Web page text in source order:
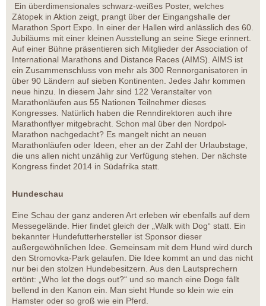
Ein überdimensionales schwarz-weißes Poster, welches
Zátopek in Aktion zeigt, prangt über der Eingangshalle der
Marathon Sport Expo. In einer der Hallen wird anlässlich des 60.
Jubiläums mit einer kleinen Ausstellung an seine Siege erinnert.
Auf einer Bühne präsentieren sich Mitglieder der Association of
International Marathons and Distance Races (AIMS). AIMS ist
ein Zusammenschluss von mehr als 300 Rennorganisatoren in
über 90 Ländern auf sieben Kontinenten. Jedes Jahr kommen
neue hinzu. In diesem Jahr sind 122 Veranstalter von
Marathonläufen aus 55 Nationen Teilnehmer dieses
Kongresses. Natürlich haben die Renndirektoren auch ihre
Marathonflyer mitgebracht. Schon mal über den Nordpol-
Marathon nachgedacht? Es mangelt nicht an neuen
Marathonläufen oder Ideen, eher an der Zahl der Urlaubstage,
die uns allen nicht unzählig zur Verfügung stehen. Der nächste
Kongress findet 2014 in Südafrika statt.
Hundeschau
Eine Schau der ganz anderen Art erleben wir ebenfalls auf dem
Messegelände. Hier findet gleich der „Walk with Dog“ statt. Ein
bekannter Hundefutterhersteller ist Sponsor dieser
außergewöhnlichen Idee. Gemeinsam mit dem Hund wird durch
den Stromovka-Park gelaufen. Die Idee kommt an und das nicht
nur bei den stolzen Hundebesitzern. Aus den Lautsprechern
ertönt: „Who let the dogs out?“ und so manch eine Doge fällt
bellend in den Kanon ein. Man sieht Hunde so klein wie ein
Hamster oder so groß wie ein Pferd.